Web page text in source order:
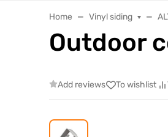
Home Vinyl siding
Outdoor
Add reviews To wishlist